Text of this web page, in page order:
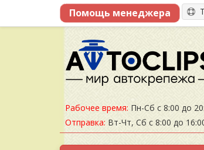
Рабочее время: Пн-Сб с 8:00 до
Отправка: Вт-Чт, Сб с 8:00 до